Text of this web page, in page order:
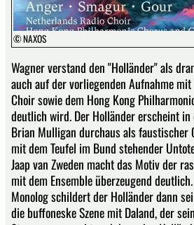
© NAXOS
Wagner verstand den "Holländer" als
auch auf der vorliegenden Aufnahme
Choir sowie dem Hong Kong
deutlich wird. Der Holländer erscheint
Brian Mulligan durchaus als faustischer
mit dem Teufel im Bund stehender
Jaap van Zweden macht das Motiv der
mit dem Ensemble überzeugend
Monolog schildert der Holländer dann
die buffoneske Szene mit Daland, der